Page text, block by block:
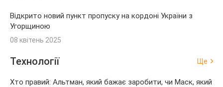
Відкрито новий пункт пропуску на кордоні України з
Угорщиною
08 квітень 2025
Технології Ще
Хто правий: Альтман, який бажає заробити, чи Маск, який